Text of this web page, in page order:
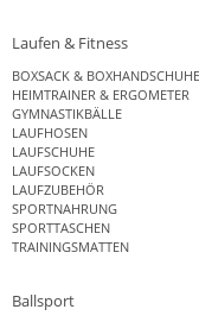
Laufen & Fitness
BOXSACK & BOXHANDSCHUHE
HEIMTRAINER & ERGOMETER
GYMNASTIKBÄLLE
LAUFHOSEN
LAUFSCHUHE
LAUFSOCKEN
LAUFZUBEHÖR
SPORTNAHRUNG
SPORTTASCHEN
TRAININGSMATTEN
Ballsport